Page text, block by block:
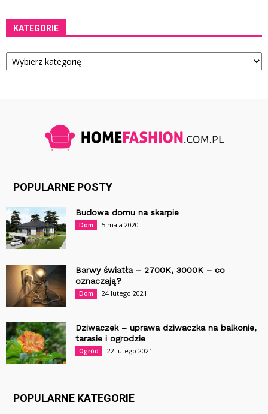
KATEGORIE
Kategorie
POPULARNE POSTY
Budowa domu na skarpie
Dom 5 maja 2020
Barwy światła – 2700K, 3000K – co
oznaczają?
Dom 24 lutego 2021
Dziwaczek – uprawa dziwaczka na balkonie,
tarasie i ogrodzie
Ogród 22 lutego 2021
POPULARNE KATEGORIE